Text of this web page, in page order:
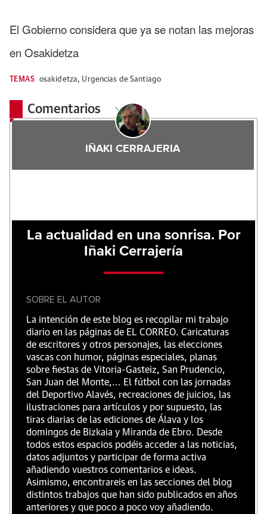
El Gobierno considera que ya se notan las mejoras
en Osakidetza
TEMAS osakidetza, Urgencias de Santiago
Comentarios
IÑAKI CERRAJERIA
La actualidad en una sonrisa. Por
Iñaki Cerrajería
SOBRE EL AUTOR
La intención de este blog es recopilar mi trabajo
diario en las páginas de EL CORREO. Caricaturas
de escritores y otros personajes, las elecciones
vascas con humor, páginas especiales, planas
sobre fiestas de Vitoria-Gasteiz, San Prudencio,
San Juan del Monte,... El fútbol con las jornadas
del Deportivo Alavés, recreaciones de juicios, las
ilustraciones para artículos y por supuesto, las
tiras diarias de las ediciones de Álava y los
domingos de Bizkaia y Miranda de Ebro. Desde
todos estos espacios podéis acceder a las noticias,
datos adjuntos y participar de forma activa
añadiendo vuestros comentarios e ideas.
Asimismo, encontrareis en las secciones del blog
distintos trabajos que han sido publicados en años
anteriores y que poco a poco voy añadiendo.